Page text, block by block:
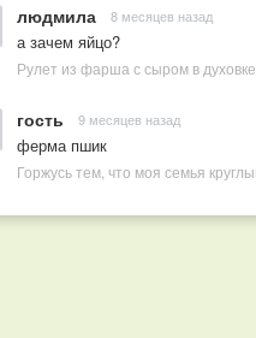
людмила 8 месяцев назад
а зачем яйцо?
Рулет из фарша с сыром в духовке
гость 9 месяцев назад
ферма пшик